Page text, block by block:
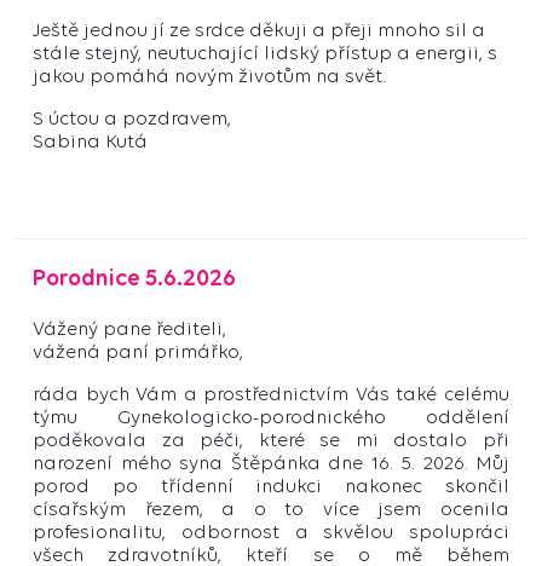
Ještě jednou jí ze srdce děkuji a přeji mnoho sil a
stále stejný, neutuchající lidský přístup a energii, s
jakou pomáhá novým životům na svět.
S úctou a pozdravem,
Sabina Kutá
Porodnice 5.6.2026
Vážený pane řediteli,
vážená paní primářko,
ráda bych Vám a prostřednictvím Vás také celému
týmu Gynekologicko-porodnického oddělení
poděkovala za péči, které se mi dostalo při
narození mého syna Štěpánka dne 16. 5. 2026. Můj
porod po třídenní indukci nakonec skončil
císařským řezem, a o to více jsem ocenila
profesionalitu, odbornost a skvělou spolupráci
všech zdravotníků, kteří se o mě během